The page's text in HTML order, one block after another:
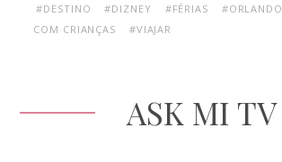
#DESTINO #DIZNEY #FÉRIAS #ORLANDO
COM CRIANÇAS
#VIAJAR
ASK MI TV